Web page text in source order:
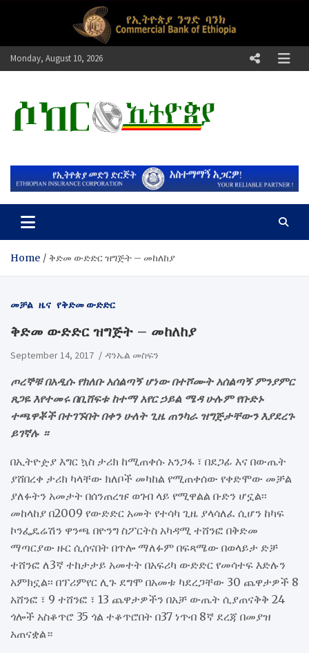
Monday, August 10, 2026
ሶከር ኢትዮጵያ
Home ቅድመ ውድድር ዝግጅት – መከለከያ
መቻል ዜና የቅድመ ውድድር
ቅድመ ውድድር ዝግጅት – መከለከያ
September 14, 2017 ዳንኤል መስፍን
ጦረኞቹ በአዲሱ የክለቡ አሰልጣኝ ሆነው በተሾሙት አሰልጣኝ ምንያምር
ጸጋዬ እየተመሩ በቢሸፍቱ ከተማ አየር ኃይል ሜዳ ሁሉም የቡድኑ
ተጫዋቾች በተገኙበት በቀን ሁለት ጊዜ ጠንካራ ዝግጅታቸውን እያደረጉ
ይገኛሉ ።
በኢትዮዽያ እግር ኳስ ታሪክ ከሚጠቀሱ አንጋፋ ፣ በደጋፊ እና በውጤት
ያሸበረቀ ታሪክ ካላቸው ክለቦች መካከል የሚጠቀሰው የቀድሞው መቻል
ያለፉትን አመታት በሰንጠረዡ ወገብ ላይ የሚዋልል ቡድን ሆኗል፡፡
መከላከያ በ2009 የውድድር አመት የተሳካ ጊዜ ያላሳለፈ ሲሆን ከካፍ
ኮንፌዴሬሽን ዋንጫ በዮንግ ስፖርትስ አካዳሚ ተሸንፎ በቅድመ
ማጣርያው ዙር ሲሰናበት በጥሎ ማለፉም በፍጻሜው በወላይታ ድቻ
ተሸንፎ ለ3ኛ ተከታታይ አመተት በአፍሪካ ውድድር የመሳተፍ እድሉን
አምክኗል፡፡ በፕሪምየር ሊጉ ደግሞ በአመቱ ካደረጋቸው 30 ጨዋታዎች 8
አሸንፎ ፣ 9 ተሸንፎ ፣ 13 ጨዋታዎችን በአቻ ውጤት ሲያጠናቅቅ 24
ጎሎች አስቆጥሮ 35 ጎል ተቆጥሮበት በ37 ነጥብ 8ኛ ደረጃ በመያዝ
አጠናቋል።